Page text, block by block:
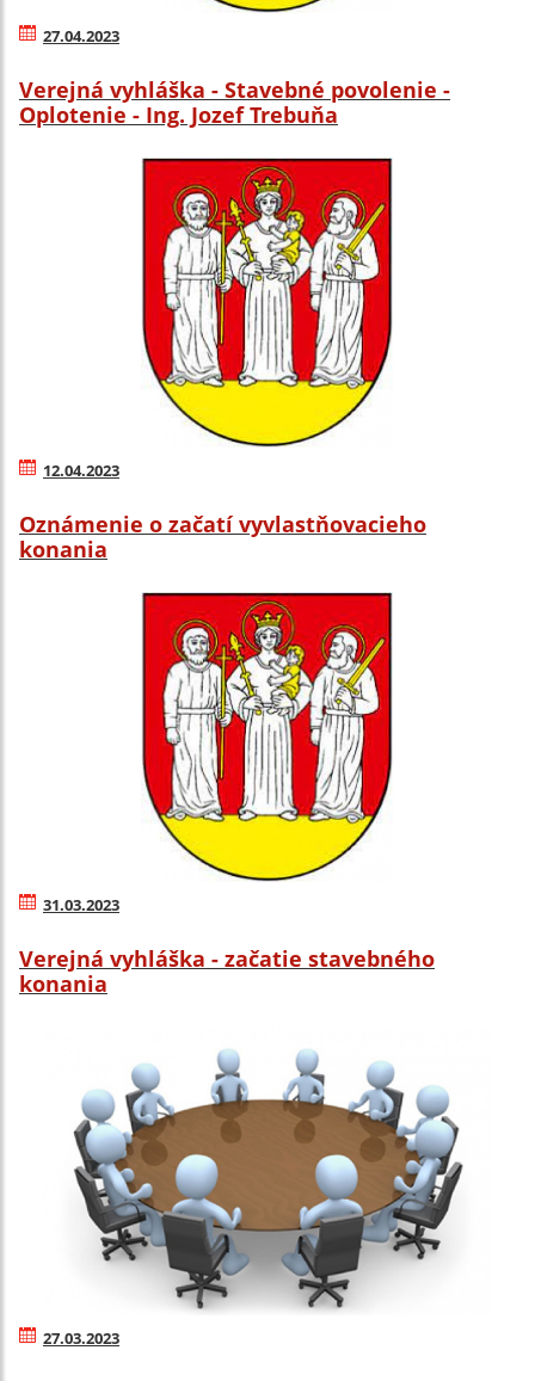
27.04.2023
Verejná vyhláška - Stavebné povolenie -
Oplotenie - Ing. Jozef Trebuňa
12.04.2023
Oznámenie o začatí vyvlastňovacieho
konania
31.03.2023
Verejná vyhláška - začatie stavebného
konania
27.03.2023